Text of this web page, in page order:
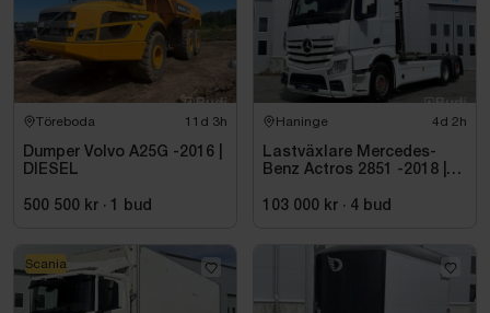
Töreboda 11d 3h
Dumper Volvo A25G -2016 |
DIESEL
500 500 kr · 1 bud
Haninge 4d 2h
Lastväxlare Mercedes-
Benz Actros 2851 -2018 |
103 000 kr · 4 bud
Scania